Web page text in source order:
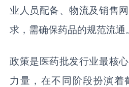
业人员配备、物流及销售
求，需确保药品的规范流通。
政策是医药批发行业最核
力量，在不同阶段扮演着